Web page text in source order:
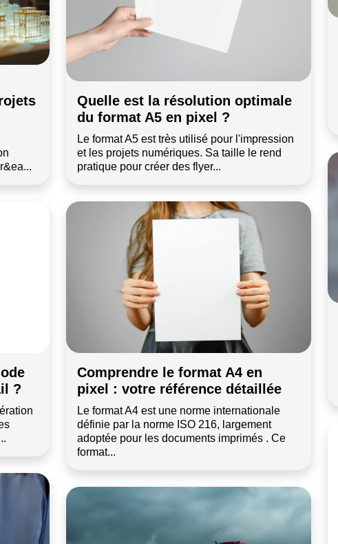
Quelle est la résolution optimale
du format A5 en pixel ?
Le format A5 est très utilisé pour l'impression
et les projets numériques. Sa taille le rend
pratique pour créer des flyer...
?
Comprendre le format A4 en
pixel : votre référence détaillée
Le format A4 est une norme internationale
définie par la norme ISO 216, largement
adoptée pour les documents imprimés . Ce
format...